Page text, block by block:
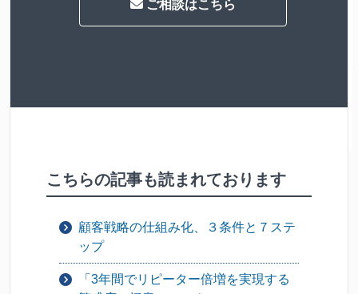
ご相談はこちら
こちらの記事も読まれております
顧客戦略の仕組み化、３条件と７ステ
ップ
「3年間でリピーター倍増を実現する